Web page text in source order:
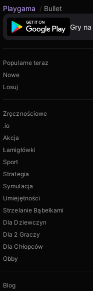
Playgama / Bullet
Gry
Popularne teraz
Nowe
Losuj
Zręcznościowe
.io
Akcja
Łamigłówki
Sport
Strategia
Symulacja
Umiejętności
Strzelanie Bąbelkami
Dla Dziewczyn
Dla 2 Graczy
Dla Chłopców
Obby
Blog